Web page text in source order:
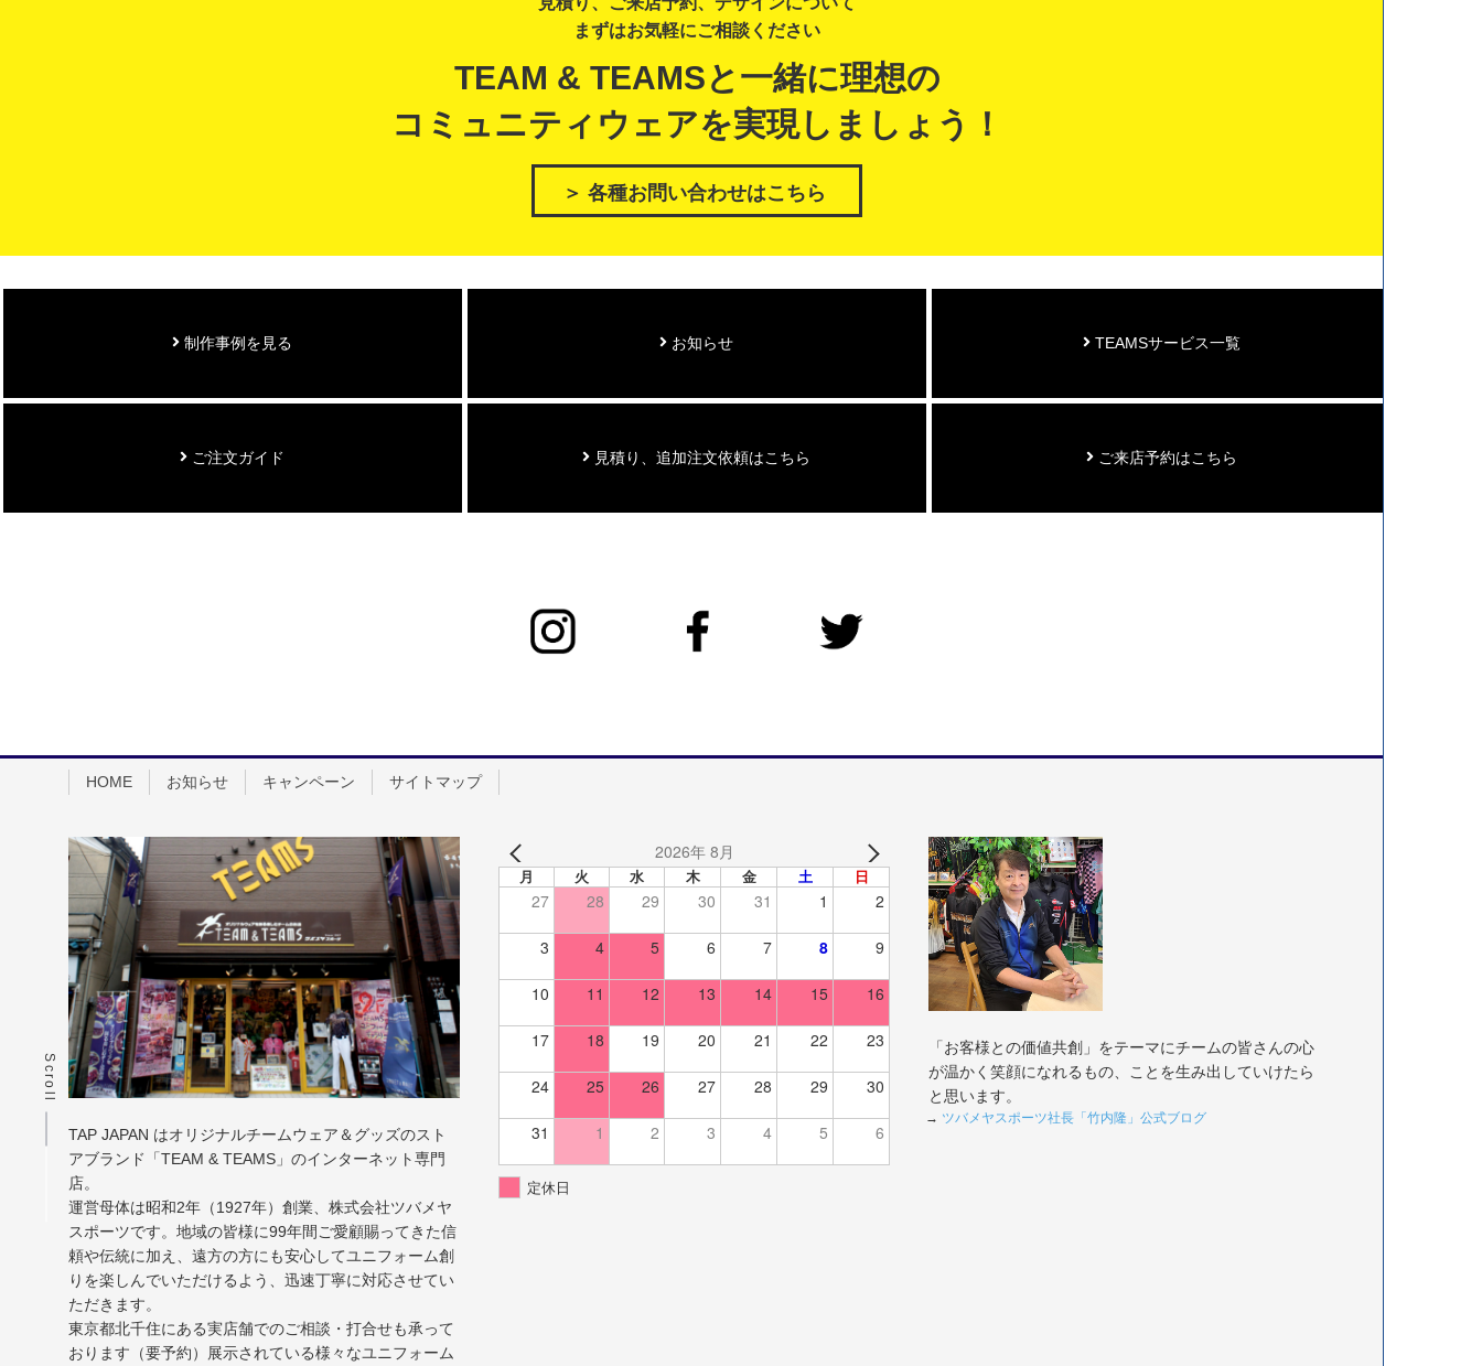
Scroll
まずはお気軽にご相談ください
TEAM & TEAMSと一緒に理想の
コミュニティウェアを実現しましょう！
＞ 各種お問い合わせはこちら
制作事例を見る お知らせ TEAMSサービス一覧
ご注文ガイド 見積り、追加注文依頼はこちら ご来店予約はこちら
HOME お知らせ キャンペーン サイトマップ
TAP JAPAN はオリジナルチームウェア＆グッズのスト
アブランド「TEAM & TEAMS」のインターネット専門
店。
運営母体は昭和2年（1927年）創業、株式会社ツバメヤ
スポーツです。地域の皆様に99年間ご愛顧賜ってきた信
頼や伝統に加え、遠方の方にも安心してユニフォーム創
りを楽しんでいただけるよう、迅速丁寧に対応させてい
ただきます。
東京都北千住にある実店舗でのご相談・打合せも承って
おります（要予約）展示されている様々なユニフォーム
2026年 8月
月 火 水 木 金 土 日
27 28 29 30 31 1 2
3 4 5 6 7 8 9
10 11 12 13 14 15 16
17 18 19 20 21 22 23
24 25 26 27 28 29 30
31 1 2 3 4 5 6
定休日
「お客様との価値共創」をテーマにチームの皆さんの心
が温かく笑顔になれるもの、ことを生み出していけたら
と思います。
→ ツバメヤスポーツ社長「竹内隆」公式ブログ